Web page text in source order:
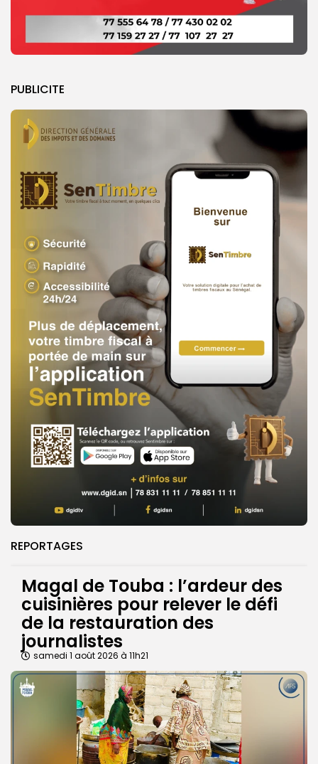
PUBLICITE
REPORTAGES
Magal de Touba : l’ardeur des
cuisinières pour relever le défi
de la restauration des
journalistes
samedi 1 août 2026 à 11h21